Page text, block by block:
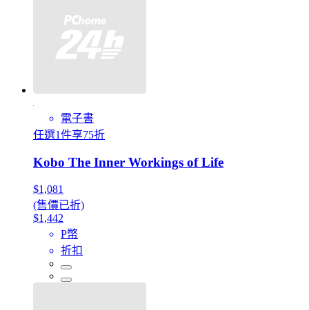
電子書
任選1件享75折
Kobo The Inner Workings of Life
$1,081
(售價已折)
$1,442
P幣
折扣